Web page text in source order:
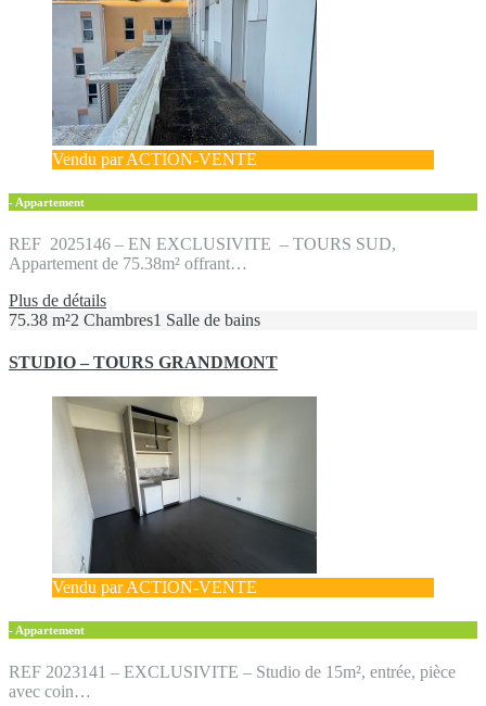
Vendu par ACTION-VENTE
- Appartement
REF 2025146 – EN EXCLUSIVITE – TOURS SUD,
Appartement de 75.38m² offrant…
Plus de détails
75.38 m²2 Chambres1 Salle de bains
STUDIO – TOURS GRANDMONT
Vendu par ACTION-VENTE
- Appartement
REF 2023141 – EXCLUSIVITE – Studio de 15m², entrée, pièce
avec coin…